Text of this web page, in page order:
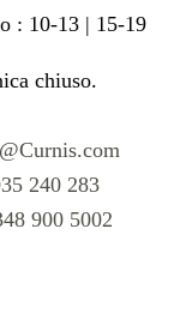
: 10-13 | 15-19
chiuso.
240 283
900 5002